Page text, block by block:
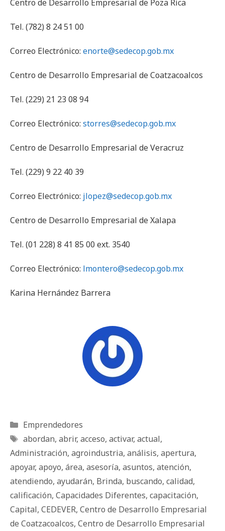
Centro de Desarrollo Empresarial de Poza Rica
Tel. (782) 8 24 51 00
Correo Electrónico: enorte@sedecop.gob.mx
Centro de Desarrollo Empresarial de Coatzacoalcos
Tel. (229) 21 23 08 94
Correo Electrónico: storres@sedecop.gob.mx
Centro de Desarrollo Empresarial de Veracruz
Tel. (229) 9 22 40 39
Correo Electrónico: jlopez@sedecop.gob.mx
Centro de Desarrollo Empresarial de Xalapa
Tel. (01 228) 8 41 85 00 ext. 3540
Correo Electrónico: lmontero@sedecop.gob.mx
Karina Hernández Barrera
Categorías
Emprendedores
Etiquetas
abordan, abrir, acceso, activar, actual,
Administración, agroindustria, análisis, apertura,
apoyar, apoyo, área, asesoría, asuntos, atención,
atendiendo, ayudarán, Brinda, buscando, calidad,
calificación, Capacidades Diferentes, capacitación,
Capital, CEDEVER, Centro de Desarrollo Empresarial
de Coatzacoalcos, Centro de Desarrollo Empresarial